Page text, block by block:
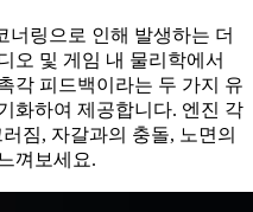
너링으로 인해 발생하는 더
오 및 게임 내 물리학에서
각 피드백이라는 두 가지 유
화하여 제공합니다. 엔진 각
짐, 자갈과의 충돌, 노면의
껴보세요.